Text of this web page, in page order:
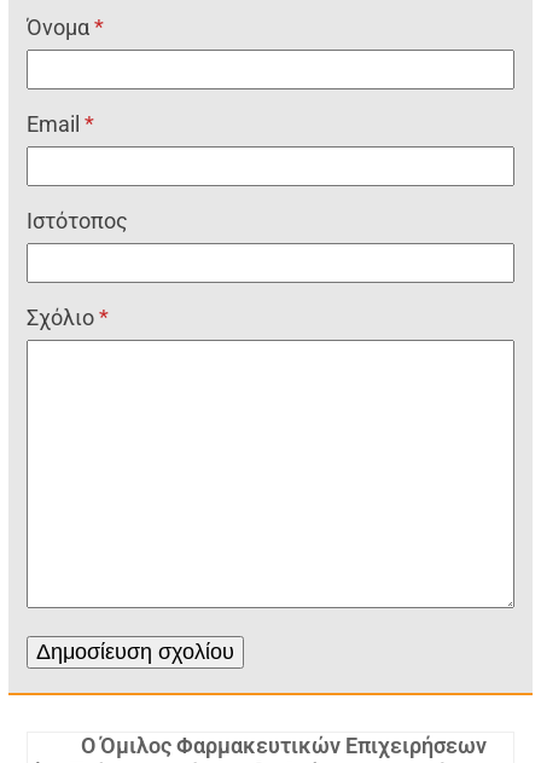
Όνομα*
Email*
Ιστότοπος
Σχόλιο*
Ο Όμιλος Φαρμακευτικών Επιχειρήσεων